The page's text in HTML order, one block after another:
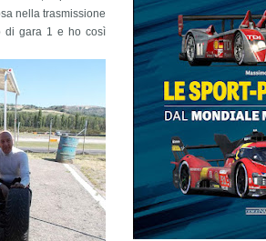
nella trasmissione
di gara 1 e ho così